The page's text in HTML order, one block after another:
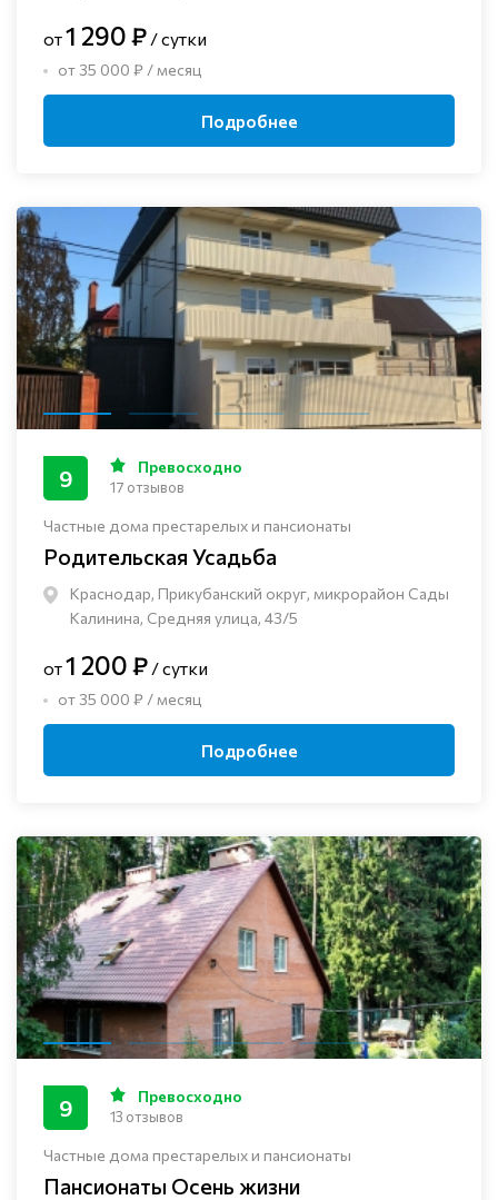
от1 290 ₽ / сутки
от 35 000 ₽ / месяц
Подробнее
Частные дома престарелых и пансионаты
Родительская Усадьба
Краснодар, Прикубанский округ, микрорайон Сады
Калинина, Средняя улица, 43/5
9 Превосходно
17 отзывов
от1 200 ₽ / сутки
от 35 000 ₽ / месяц
Подробнее
Частные дома престарелых и пансионаты
Пансионаты Осень жизни
9 Превосходно
13 отзывов